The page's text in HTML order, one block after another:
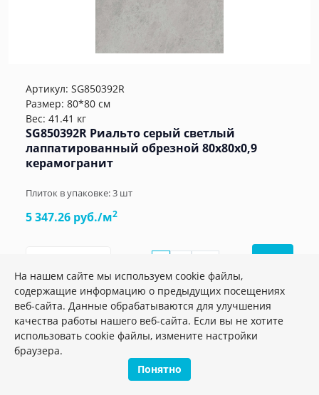
Артикул: SG850392R
Размер: 80*80 см
Вес: 41.41 кг
SG850392R Риальто серый светлый
лаппатированный обрезной 80x80x0,9
керамогранит
Плиток в упаковке:3 шт
5 347.26 руб./м2
Акция
На нашем сайте мы используем cookie файлы,
содержащие информацию о предыдущих посещениях
веб-сайта. Данные обрабатываются для улучшения
качества работы нашего веб-сайта. Если вы не хотите
использовать cookie файлы, измените настройки
браузера.
Понятно